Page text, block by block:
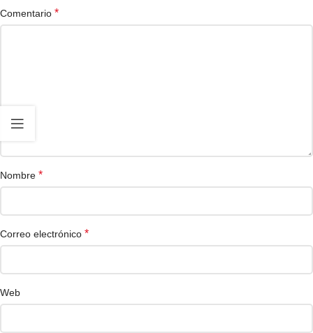
Comentario *
Nombre *
Correo electrónico *
Web